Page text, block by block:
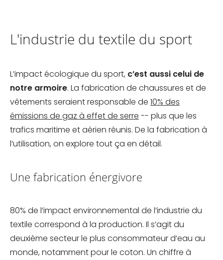
L'industrie du textile du sport
L’impact écologique du sport, c’est aussi celui de
notre armoire. La fabrication de chaussures et de
vêtements seraient responsable de 10% des
émissions de gaz à effet de serre -- plus que les
trafics maritime et aérien réunis. De la fabrication à
l’utilisation, on explore tout ça en détail.
Une fabrication énergivore
80% de l’impact environnemental de l’industrie du
textile correspond à la production. Il s’agit du
deuxième secteur le plus consommateur d’eau au
monde, notamment pour le coton. Un chiffre à